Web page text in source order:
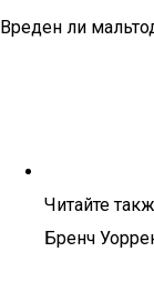
Вреден ли
Читайте
Бренч